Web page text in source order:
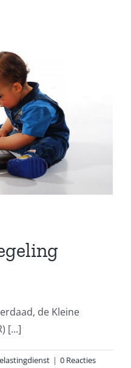
de Kleine
[...]
| 0 Reacties